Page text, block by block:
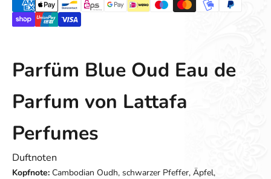
Parfüm Blue Oud Eau de
Parfum von Lattafa
Perfumes
Duftnoten
Kopfnote: Cambodian Oudh, schwarzer Pfeffer, Äpfel,